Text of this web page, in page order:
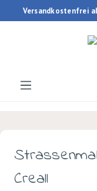
Zum Hauptinhalt
Versandkostenfrei
Creall